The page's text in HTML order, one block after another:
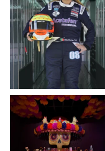
la piloto mexicana que ...
3 0
A partir de hoy miercoles
23 de octubre y hasta el...
2 0